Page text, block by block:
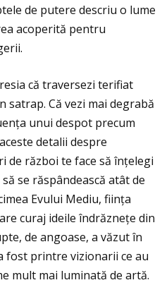
de putere descriu o lume
acoperită pentru
că traversezi terifiat
Că vezi mai degrabă
unui despot precum
detalii despre
de război te face să înţelegi
se răspândească atât de
Evului Mediu, fiinţa
curaj ideile îndrăzneţe din
de angoase, a văzut în
fost printre vizionarii ce au
mult mai luminată de artă.